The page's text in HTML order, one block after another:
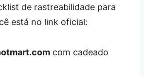
de rastreabilidade para
está no link oficial:
com cadeado